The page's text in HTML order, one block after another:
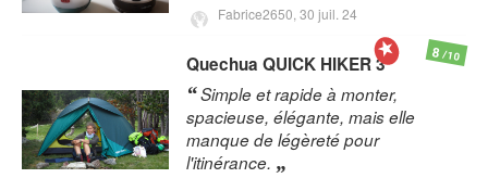
Fabrice2650, 30 juil. 24
Quechua QUICK HIKER 3
Simple et rapide à monter,
spacieuse, élégante, mais elle
manque de légèreté pour
l'itinérance.
8/10